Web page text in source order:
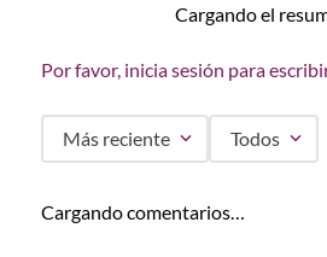
Cargando el
Por favor, inicia sesión para
Más reciente Todos
Cargando comentarios…